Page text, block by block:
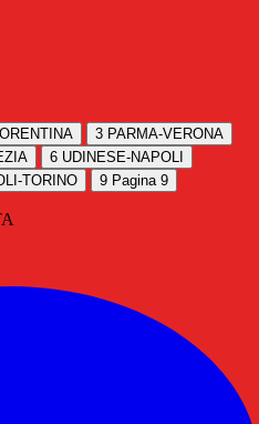
3 PARMA-VERONA
6 UDINESE-NAPOLI
TORINO 9 Pagina 9